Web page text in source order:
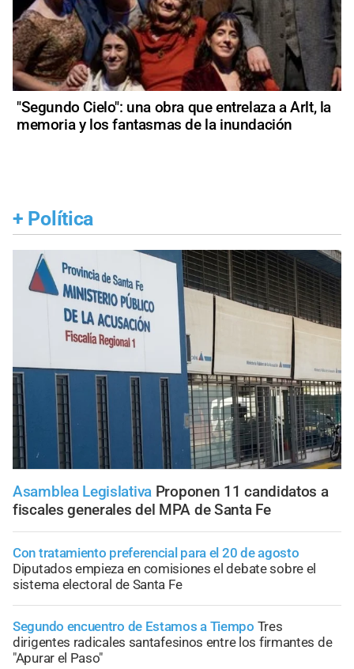
"Segundo Cielo": una obra que entrelaza a Arlt, la
memoria y los fantasmas de la inundación
+ Política
Asamblea Legislativa Proponen 11 candidatos a
fiscales generales del MPA de Santa Fe
Con tratamiento preferencial para el 20 de agosto
Diputados empieza en comisiones el debate sobre el
sistema electoral de Santa Fe
Segundo encuentro de Estamos a Tiempo Tres
dirigentes radicales santafesinos entre los firmantes de
"Apurar el Paso"